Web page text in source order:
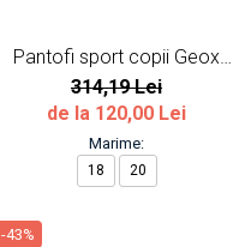
Pantofi sport copii Geox
bleumarin
314,19 Lei
de la 120,00 Lei
Marime:
18 20
-43%